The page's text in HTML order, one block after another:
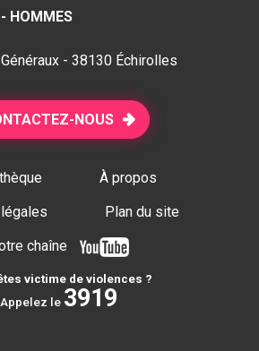
HOMMES
- 38130 Échirolles
NOUS
À propos
Plan du site
chaîne
victime de violences ?
Appelez le 3919